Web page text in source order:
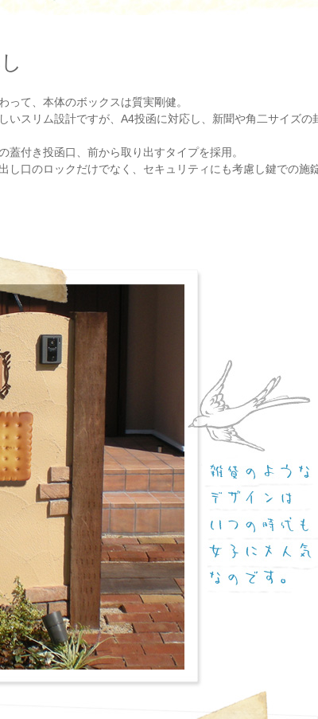
って、本体のボックスは質実剛健。
いスリム設計ですが、A4投函に対応し、新聞や角二サイズの
蓋付き投函口、前から取り出すタイプを採用。
し口のロックだけでなく、セキュリティにも考慮し鍵での施